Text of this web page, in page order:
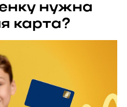
нужна
карта?